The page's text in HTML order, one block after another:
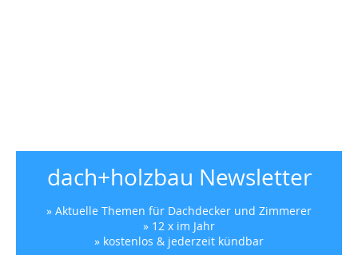
dach+holzbau Newsletter
» Aktuelle Themen für Dachdecker und Zimmerer
» 12 x im Jahr
» kostenlos & jederzeit kündbar